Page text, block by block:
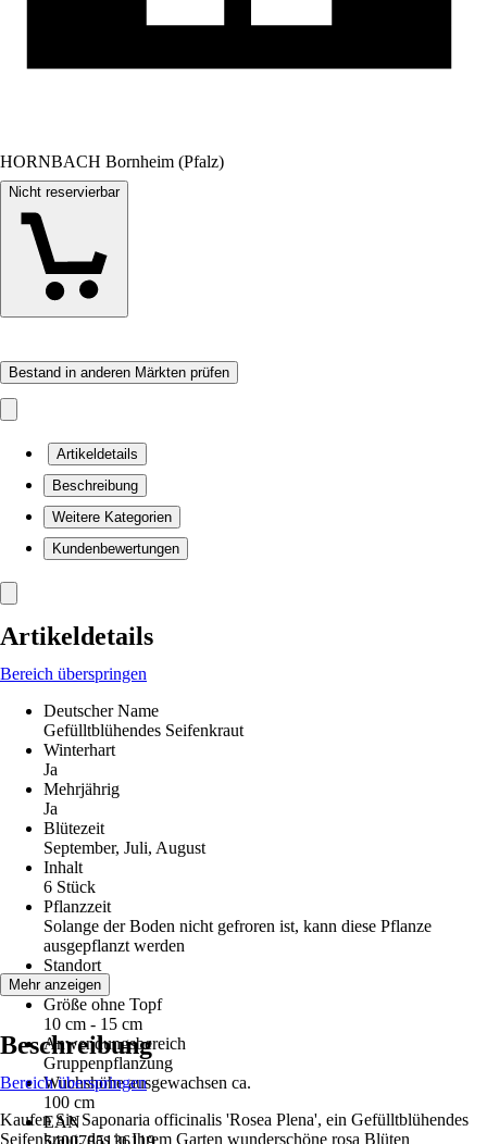
HORNBACH Bornheim (Pfalz)
Nicht reservierbar
Bestand in anderen Märkten prüfen
Artikeldetails
Beschreibung
Weitere Kategorien
Kundenbewertungen
Artikeldetails
Bereich überspringen
Deutscher Name
Gefülltblühendes Seifenkraut
Winterhart
Ja
Mehrjährig
Ja
Blütezeit
September, Juli, August
Inhalt
6 Stück
Pflanzzeit
Solange der Boden nicht gefroren ist, kann diese Pflanze
ausgepflanzt werden
Standort
Sonne
Größe ohne Topf
10 cm - 15 cm
Anwendungsbereich
Gruppenpflanzung
Wuchshöhe ausgewachsen ca.
100 cm
EAN
Mehr anzeigen
Beschreibung
Bereich überspringen
Kaufen Sie Saponaria officinalis 'Rosea Plena', ein Gefülltblühendes
Seifenkraut, das in Ihrem Garten wunderschöne rosa Blüten